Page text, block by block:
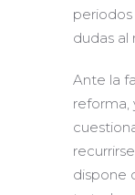
dudas al
Ante la
reforma,
dispone